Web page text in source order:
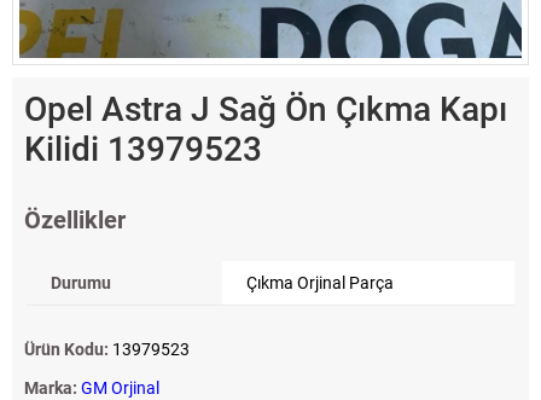
Opel Astra J Sağ Ön Çıkma Kapı
Kilidi 13979523
Özellikler
Durumu Çıkma Orjinal Parça
Ürün Kodu: 13979523
Marka: GM Orjinal